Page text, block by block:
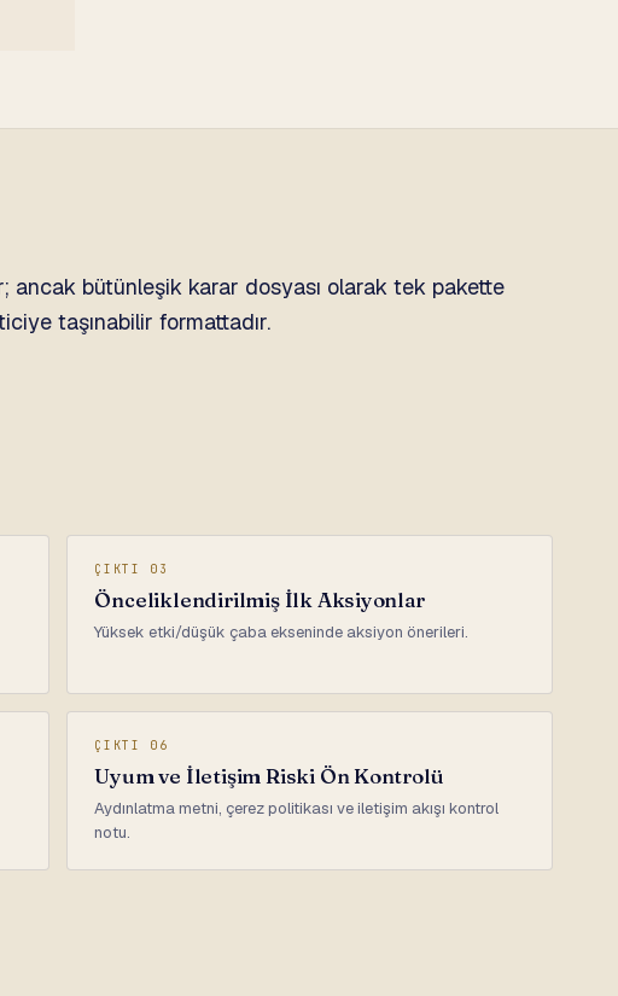
ancak bütünleşik karar dosyası olarak tek pakette
taşınabilir formattadır.
ÇIKTI 03
Önceliklendirilmiş İlk Aksiyonlar
Yüksek etki/düşük çaba ekseninde aksiyon önerileri.
ÇIKTI 06
Uyum ve İletişim Riski Ön Kontrolü
Aydınlatma metni, çerez politikası ve iletişim akışı kontrol
notu.